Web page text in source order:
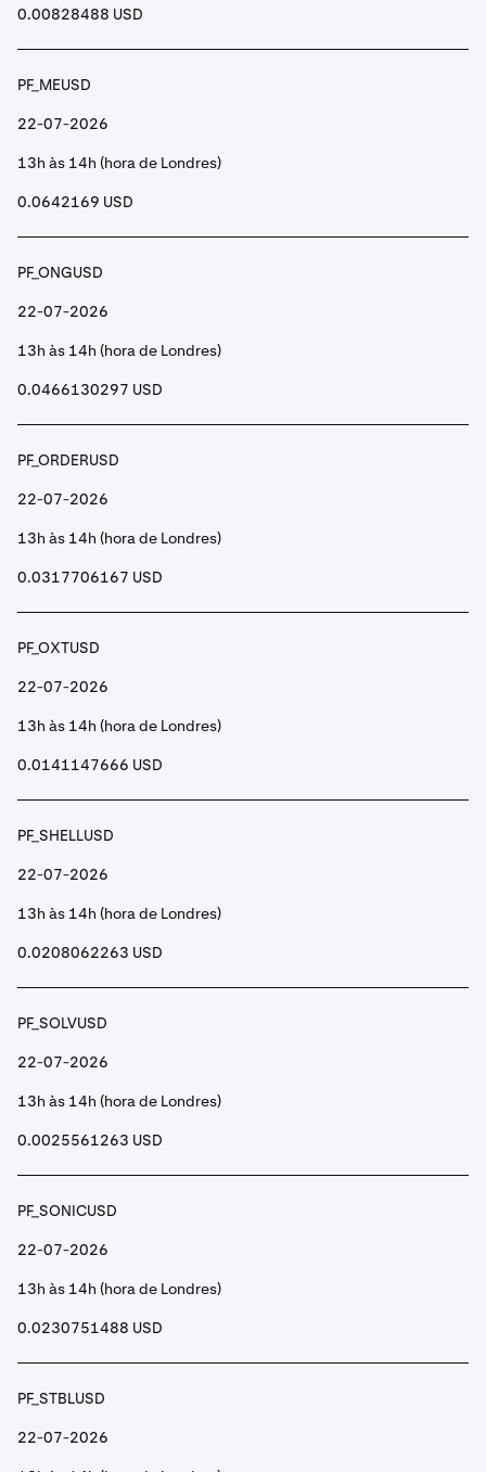
0.00828488 USD
PF_MEUSD
22-07-2026
13h às 14h (hora de Londres)
0.0642169 USD
PF_ONGUSD
22-07-2026
13h às 14h (hora de Londres)
0.0466130297 USD
PF_ORDERUSD
22-07-2026
13h às 14h (hora de Londres)
0.0317706167 USD
PF_OXTUSD
22-07-2026
13h às 14h (hora de Londres)
0.0141147666 USD
PF_SHELLUSD
22-07-2026
13h às 14h (hora de Londres)
0.0208062263 USD
PF_SOLVUSD
22-07-2026
13h às 14h (hora de Londres)
0.0025561263 USD
PF_SONICUSD
22-07-2026
13h às 14h (hora de Londres)
0.0230751488 USD
PF_STBLUSD
22-07-2026